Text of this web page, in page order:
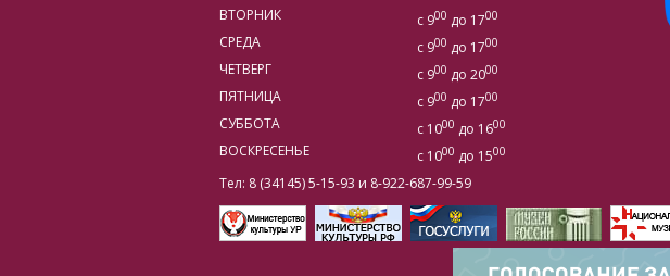
ВТОРНИК с 900 до 1700
СРЕДА с 900 до 1700
ЧЕТВЕРГ с 900 до 2000
ПЯТНИЦА с 900 до 1700
СУББОТА с 1000 до 1600
ВОСКРЕСЕНЬЕ с 1000 до 1500
Тел: 8 (34145) 5-15-93 и 8-922-687-99-59